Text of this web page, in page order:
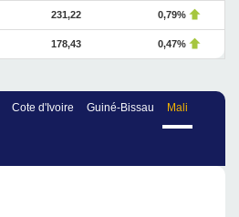
231,22 0,79%
178,43 0,47%
Cote d'Ivoire Guiné-Bissau Mali